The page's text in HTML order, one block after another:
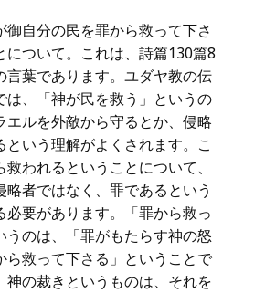
自分の民を罪から救って下さ
について。これは、詩篇130篇8
言葉であります。ユダヤ教の伝
は、「神が民を救う」というの
エルを外敵から守るとか、侵略
という理解がよくされます。こ
われるということについて、
略者ではなく、罪であるという
必要があります。「罪から救っ
うのは、「罪がもたらす神の怒
ら救って下さる」ということで
神の裁きというものは、それを